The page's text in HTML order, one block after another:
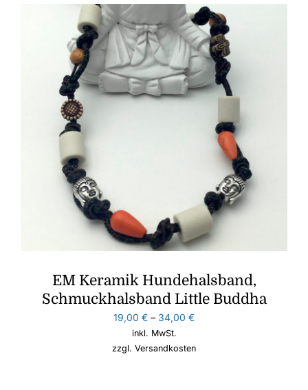
EM Keramik Hundehalsband,
Schmuckhalsband Little Buddha
19,00 € – 34,00 €
inkl. MwSt.
zzgl. Versandkosten